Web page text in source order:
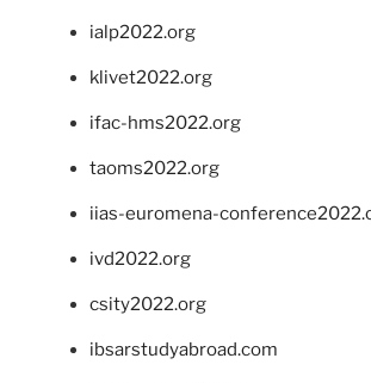
ialp2022.org
klivet2022.org
ifac-hms2022.org
taoms2022.org
iias-euromena-
ivd2022.org
csity2022.org
ibsarstudyabroad.com